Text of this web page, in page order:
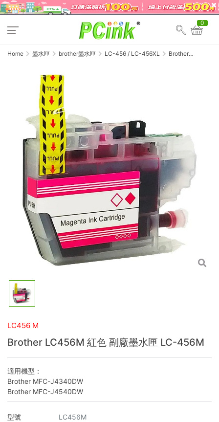
0
Home 墨水匣 brother墨水匣 LC-456 / LC-456XL
Brother
LC456 M
Brother LC456M 紅色 副廠墨水匣 LC-456M
適用機型：
Brother MFC-J4340DW
Brother MFC-J4540DW
型號
LC456M